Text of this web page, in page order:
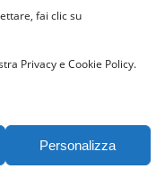
fai clic su
Privacy e Cookie Policy.
Personalizza
Gomitolorosa. Tutti